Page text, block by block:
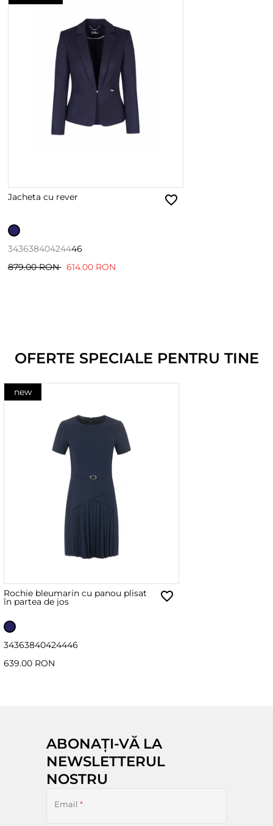
Jacheta cu rever
34363840424446
879.00 RON 614.00 RON
OFERTE SPECIALE PENTRU TINE
new
Rochie bleumarin cu panou plisat
în partea de jos
34363840424446
639.00 RON
ABONAȚI-VĂ LA
NEWSLETTERUL
NOSTRU
Email *